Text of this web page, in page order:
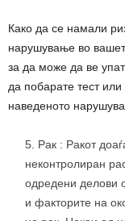
Како да се намали
нарушување во
за да може да ве
да побарате тест
наведеното
Рак : Ракот
неконтролиран
одредени делови
и факторите на